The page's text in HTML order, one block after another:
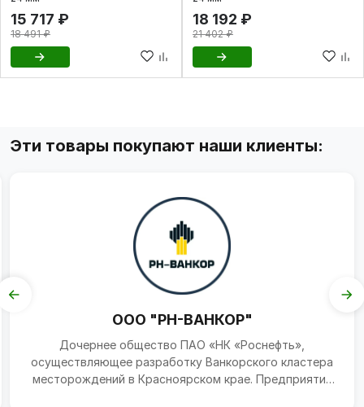
15 717 ₽
18 491 ₽
18 192 ₽
21 402 ₽
Эти товары покупают наши клиенты:
ООО "РН-ВАНКОР"
Дочернее общество ПАО «НК «Роснефть»,
осуществляющее разработку Ванкорского кластера
месторождений в Красноярском крае. Предприятие